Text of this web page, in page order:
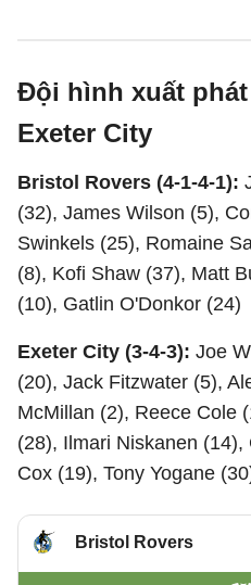
Đội hình xuất
Exeter City
Bristol Rovers (4-1-4-1):
(32), James Wilson (5),
Swinkels (25), Romaine
(8), Kofi Shaw (37), Matt
(10), Gatlin O'Donkor (24)
Exeter City (3-4-3): Joe
(20), Jack Fitzwater (5),
McMillan (2), Reece Cole
(28), Ilmari Niskanen
Cox (19), Tony Yogane
Bristol Rovers